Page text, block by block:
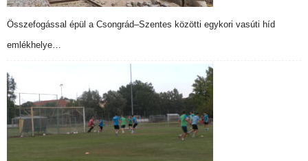
Összefogással épül a Csongrád–Szentes közötti egykori vasúti híd
emlékhelye…